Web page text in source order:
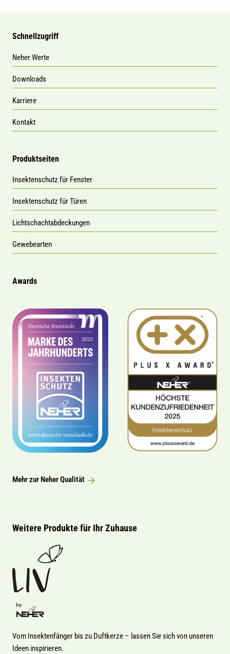
Schnellzugriff
Neher Werte
Downloads
Karriere
Kontakt
Produktseiten
Insektenschutz für Fenster
Insektenschutz für Türen
Lichtschachtabdeckungen
Gewebearten
Awards
Mehr zur Neher Qualität
Weitere Produkte für Ihr Zuhause
Vom Insektenfänger bis zu Duftkerze – lassen Sie sich von unseren
Ideen inspirieren.